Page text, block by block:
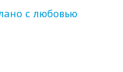
с любовью